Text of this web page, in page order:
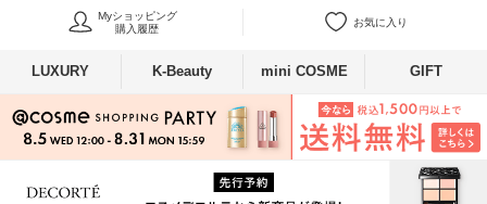
Myショッピング
購入履歴
お気に入り
LUXURY K-Beauty mini COSME GIFT